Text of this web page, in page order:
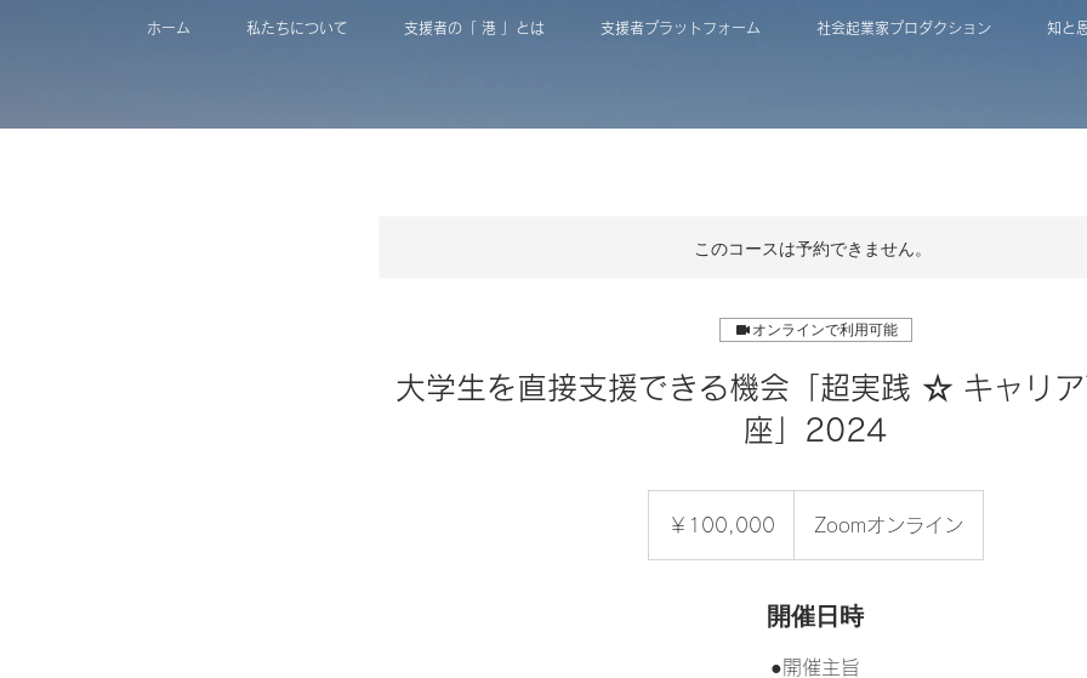
ホーム 私たちについて 支援者の「 港 」とは 支援者プラットフォーム 社会起業家プロダクション 知と
このコースは予約できません。
オンラインで利用可能
大学生を直接支援できる機会「超実践 ☆ キャリ
座」2024
￥100,000 Zoomオンライン
開催日時
●開催主旨